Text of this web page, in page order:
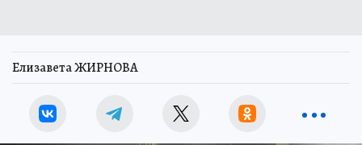
Елизавета ЖИРНОВА